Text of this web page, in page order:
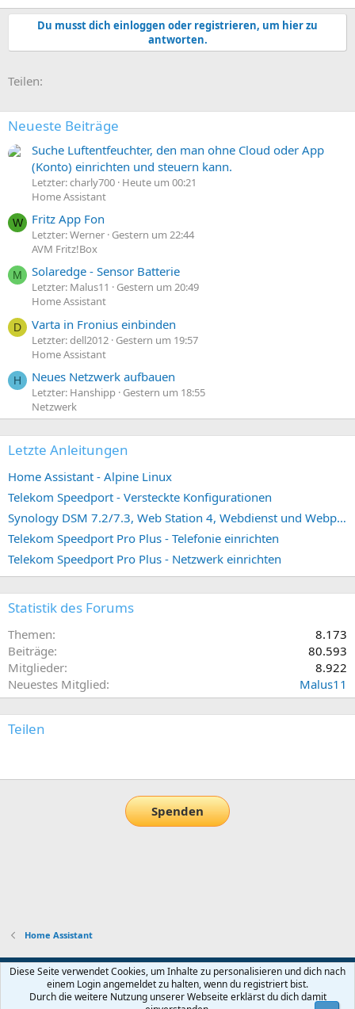
Du musst dich einloggen oder registrieren, um hier zu
antworten.
Teilen:
Neueste Beiträge
Suche Luftentfeuchter, den man ohne Cloud oder App
(Konto) einrichten und steuern kann.
Letzter: charly700 Heute um 00:21
Home Assistant
W Fritz App Fon
Letzter: Werner Gestern um 22:44
AVM Fritz!Box
M Solaredge - Sensor Batterie
Letzter: Malus11
Gestern um 20:49
Home Assistant
D Varta in Fronius einbinden
Letzter: dell2012 Gestern um 19:57
Home Assistant
H Neues Netzwerk aufbauen
Letzter: Hanshipp Gestern um 18:55
Netzwerk
Letzte Anleitungen
Home Assistant - Alpine Linux
Telekom Speedport - Versteckte Konfigurationen
Synology DSM 7.2/7.3, Web Station 4, Webdienst und Webportal erstellen (ehemals vHost)
Telekom Speedport Pro Plus - Telefonie einrichten
Telekom Speedport Pro Plus - Netzwerk einrichten
Statistik des Forums
Themen
8.173
Beiträge
80.593
Mitglieder
8.922
Neuestes Mitglied
Malus11
Teilen
Spenden
Home Assistant
Default-Theme
Nutzungsbedingungen
Datenschutz Hilfe und Impressum Start
Diese Seite verwendet Cookies, um Inhalte zu personalisieren und dich nach
einem Login angemeldet zu halten, wenn du registriert bist.
Durch die weitere Nutzung unserer Webseite erklärst du dich damit